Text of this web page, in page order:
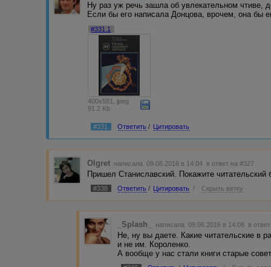
Ну раз уж речь зашла об увлекательном чтиве,
Если бы его написала Донцова, врочем, она бы
#331.1
400x581, jpeg
91.2 Kb
#331 Ответить / Цитировать
Olgret написала 09.06.2016 в 14:04 в ответ на #327
Пришел Станиславский. Покажите читательский
#338 Ответить / Цитировать / Скрыть ветку
_Splash_ написала 09.06.2016 в 14:08 в
Не, ну вы даете. Какие читательские в
и не им. Короленко.
А вообще у нас стали книги старые